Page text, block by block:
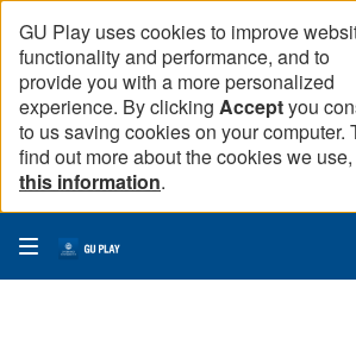
GU Play uses cookies to improve
functionality and performance, and to
provide you with a more personalized
experience. By clicking Acceptyou
to us saving cookies on your computer.
find out more about the cookies we
this information.